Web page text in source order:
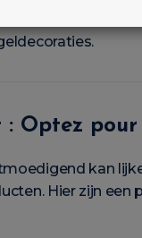
Optez pour
kan
Hier zijn een